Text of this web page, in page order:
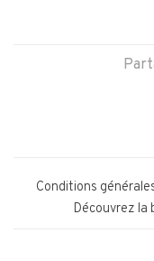
Conditions
Découvrez la